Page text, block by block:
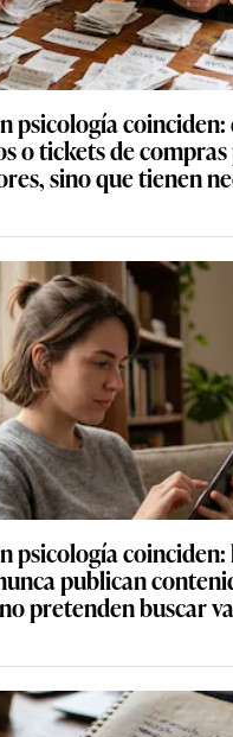
psicología coinciden:
o tickets de compras
sino que tienen
psicología coinciden:
publican
pretenden buscar